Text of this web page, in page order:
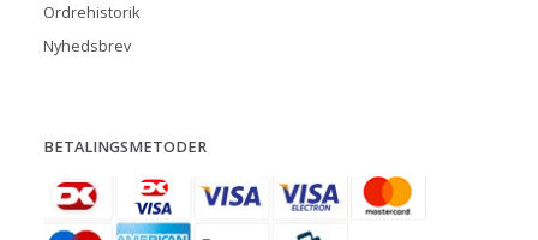
Ordrehistorik
Nyhedsbrev
BETALINGSMETODER